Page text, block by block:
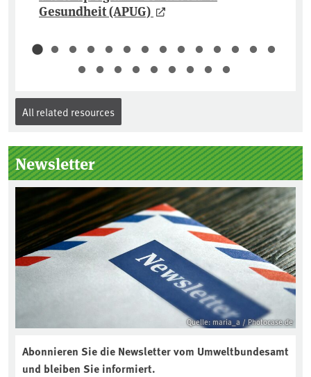
Gesundheit (APUG)
All related resources
Newsletter
Quelle: maria_a / Photocase.de
Abonnieren Sie die Newsletter vom Umweltbundesamt
und bleiben Sie informiert.